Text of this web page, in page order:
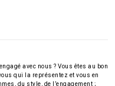
avec nous ? Vous êtes au bon
qui la représentez et vous en
du style, de l’engagement ;